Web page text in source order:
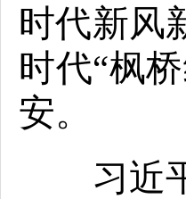
时代新风
时代“枫
安。
习近平